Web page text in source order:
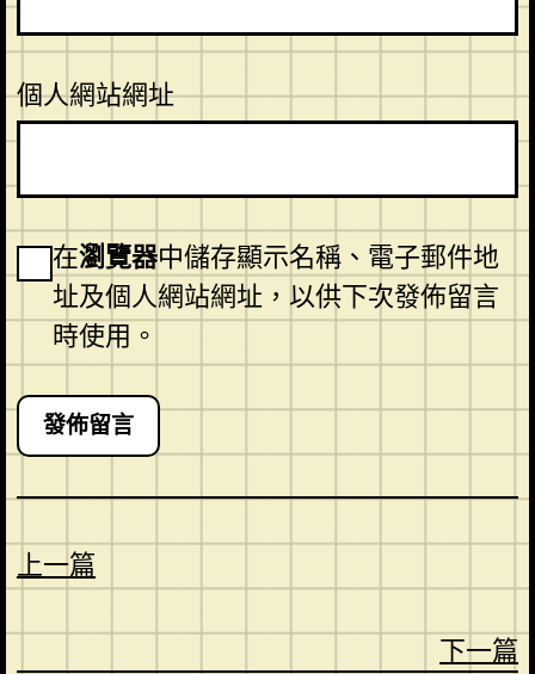
個人網站網址
在瀏覽器中儲存顯示名稱、電子郵件地
址及個人網站網址，以供下次發佈留言
時使用。
上一篇
下一篇